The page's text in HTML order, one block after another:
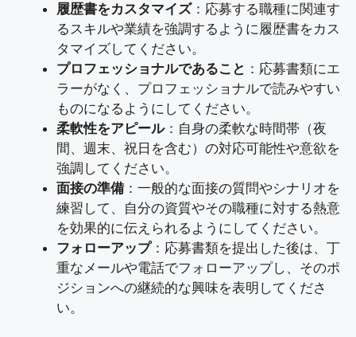
履歴書をカスタマイズ：応募する職種に関連す
るスキルや業績を強調するように履歴書をカス
タマイズしてください。
プロフェッショナルであること ：応募書類にエ
ラーがなく、プロフェッショナルで読みやすい
ものになるようにしてください。
柔軟性をアピール：自身の柔軟な時間帯（夜
間、週末、祝日を含む）の対応可能性や意欲を
強調してください。
面接の準備：一般的な面接の質問やシナリオを
練習して、自分の資質やその職種に対する熱意
を効果的に伝えられるようにしてください。
フォローアップ：応募書類を提出した後は、丁
重なメールや電話でフォローアップし、そのポ
ジションへの継続的な興味を表明してくださ
い。